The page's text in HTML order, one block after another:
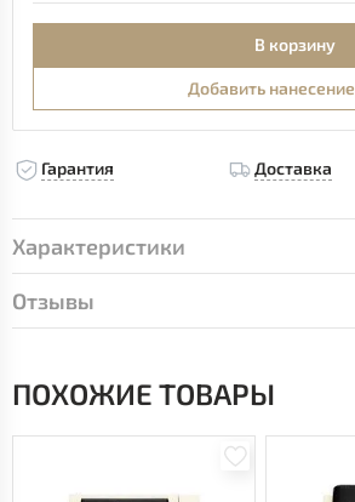
В корзину
Добавить нанесение
Гарантия Доставка
Характеристики
Отзывы
ПОХОЖИЕ ТОВАРЫ